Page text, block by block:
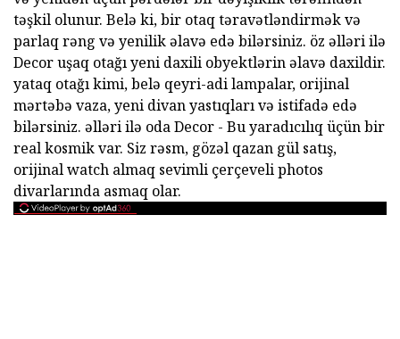
təşkil olunur. Belə ki, bir otaq təravətləndirmək və
parlaq rəng və yenilik əlavə edə bilərsiniz. öz əlləri ilə
Decor uşaq otağı yeni daxili obyektlərin əlavə daxildir.
yataq otağı kimi, belə qeyri-adi lampalar, orijinal
mərtəbə vaza, yeni divan yastıqları və istifadə edə
bilərsiniz. əlləri ilə oda Decor - Bu yaradıcılıq üçün bir
real kosmik var. Siz rəsm, gözəl qazan gül satış,
orijinal watch almaq sevimli çerçeveli photos
divarlarında asmaq olar.